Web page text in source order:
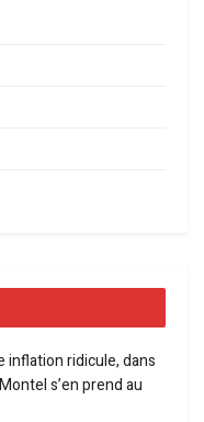
inflation ridicule, dans
s’en prend au